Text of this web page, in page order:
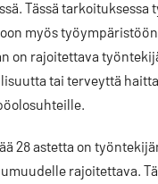
Tässä tarkoituksessa
myös
on rajoitettava
tai terveyttä
28 astetta on
rajoitettava.